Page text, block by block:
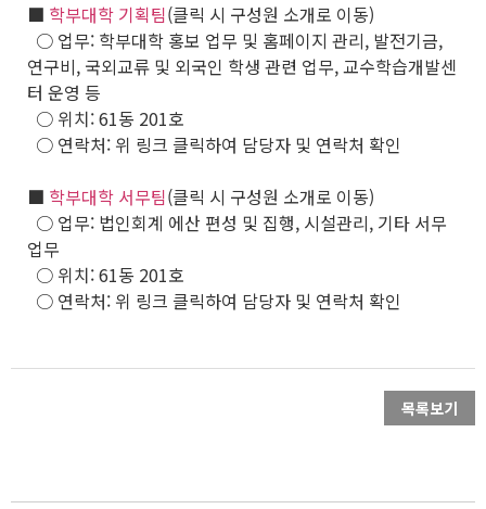
■ 학부대학 기획팀(클릭 시 구성원 소개로 이동)
○ 업무: 학부대학 홍보 업무 및 홈페이지 관리, 발전기금,
연구비, 국외교류 및 외국인 학생 관련 업무, 교수학습개발센
터 운영 등
○ 위치: 61동 201호
○ 연락처: 위 링크 클릭하여 담당자 및 연락처 확인
■ 학부대학 서무팀(클릭 시 구성원 소개로 이동)
○ 업무: 법인회계 에산 편성 및 집행, 시설관리, 기타 서무
업무
○ 위치: 61동 201호
○ 연락처: 위 링크 클릭하여 담당자 및 연락처 확인
목록보기